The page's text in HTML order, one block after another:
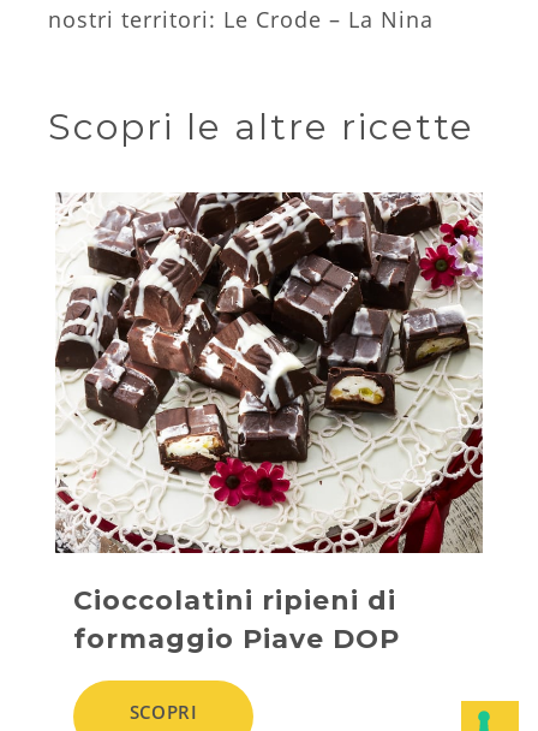
nostri territori: Le Crode – La Nina
Scopri le altre ricette
Cioccolatini ripieni di
formaggio Piave DOP
SCOPRI